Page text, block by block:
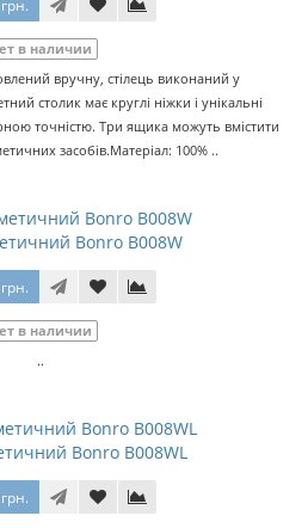
в наличии
вручну, стілець виконаний у
столик має круглі ніжки і унікальні
точністю. Три ящика можуть вмістити
засобів.Матеріал: 100% ..
Bonro B008W
в наличии
..
Bonro B008WL